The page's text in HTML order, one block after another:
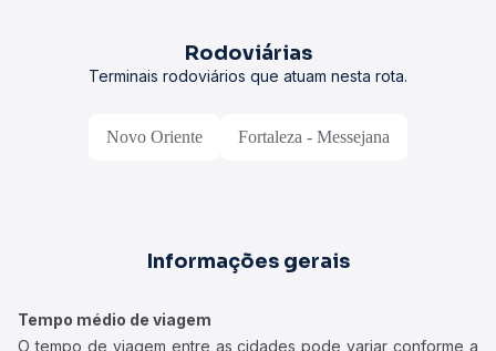
Rodoviárias
Terminais rodoviários que atuam nesta rota.
Novo Oriente Fortaleza - Messejana
Informações gerais
Tempo médio de viagem
O tempo de viagem entre as cidades pode variar conforme a